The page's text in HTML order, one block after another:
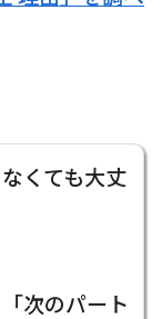
くても大丈
次のパート